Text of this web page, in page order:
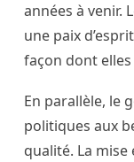
années à venir.
une paix
façon dont
En parallèle, le
politiques aux
qualité. La